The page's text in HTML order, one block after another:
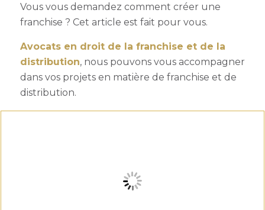
Vous vous demandez comment créer une
franchise ? Cet article est fait pour vous.
Avocats en droit de la franchise et de la
distribution, nous pouvons vous accompagner
dans vos projets en matière de franchise et de
distribution.